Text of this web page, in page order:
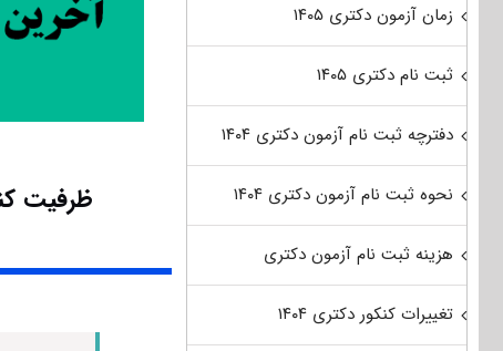
ظرفیت
زمان آزمون دکتری ۱۴۰۵
ثبت نام دکتری ۱۴۰۵
دفترچه ثبت نام آزمون دکتری ۱۴۰۴
نحوه ثبت نام آزمون دکتری ۱۴۰۴
هزینه ثبت نام آزمون دکتری
تغییرات کنکور دکتری ۱۴۰۴